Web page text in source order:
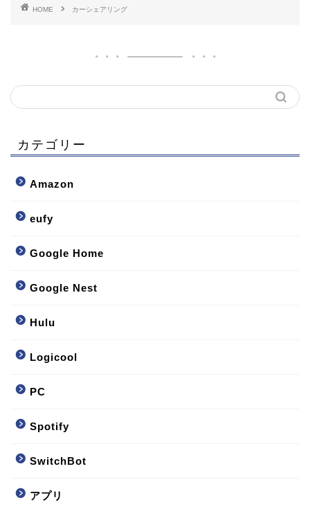
HOME カーシェアリング
カテゴリー
Amazon
eufy
Google Home
Google Nest
Hulu
Logicool
PC
Spotify
SwitchBot
アプリ